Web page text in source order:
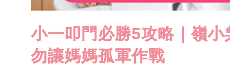
小一叩門必勝5攻略｜嶺
勿讓媽媽孤軍作戰